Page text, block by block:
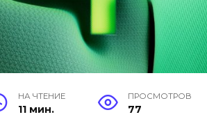
НА ЧТЕНИЕ
11 мин.
ПРОСМОТРОВ
77